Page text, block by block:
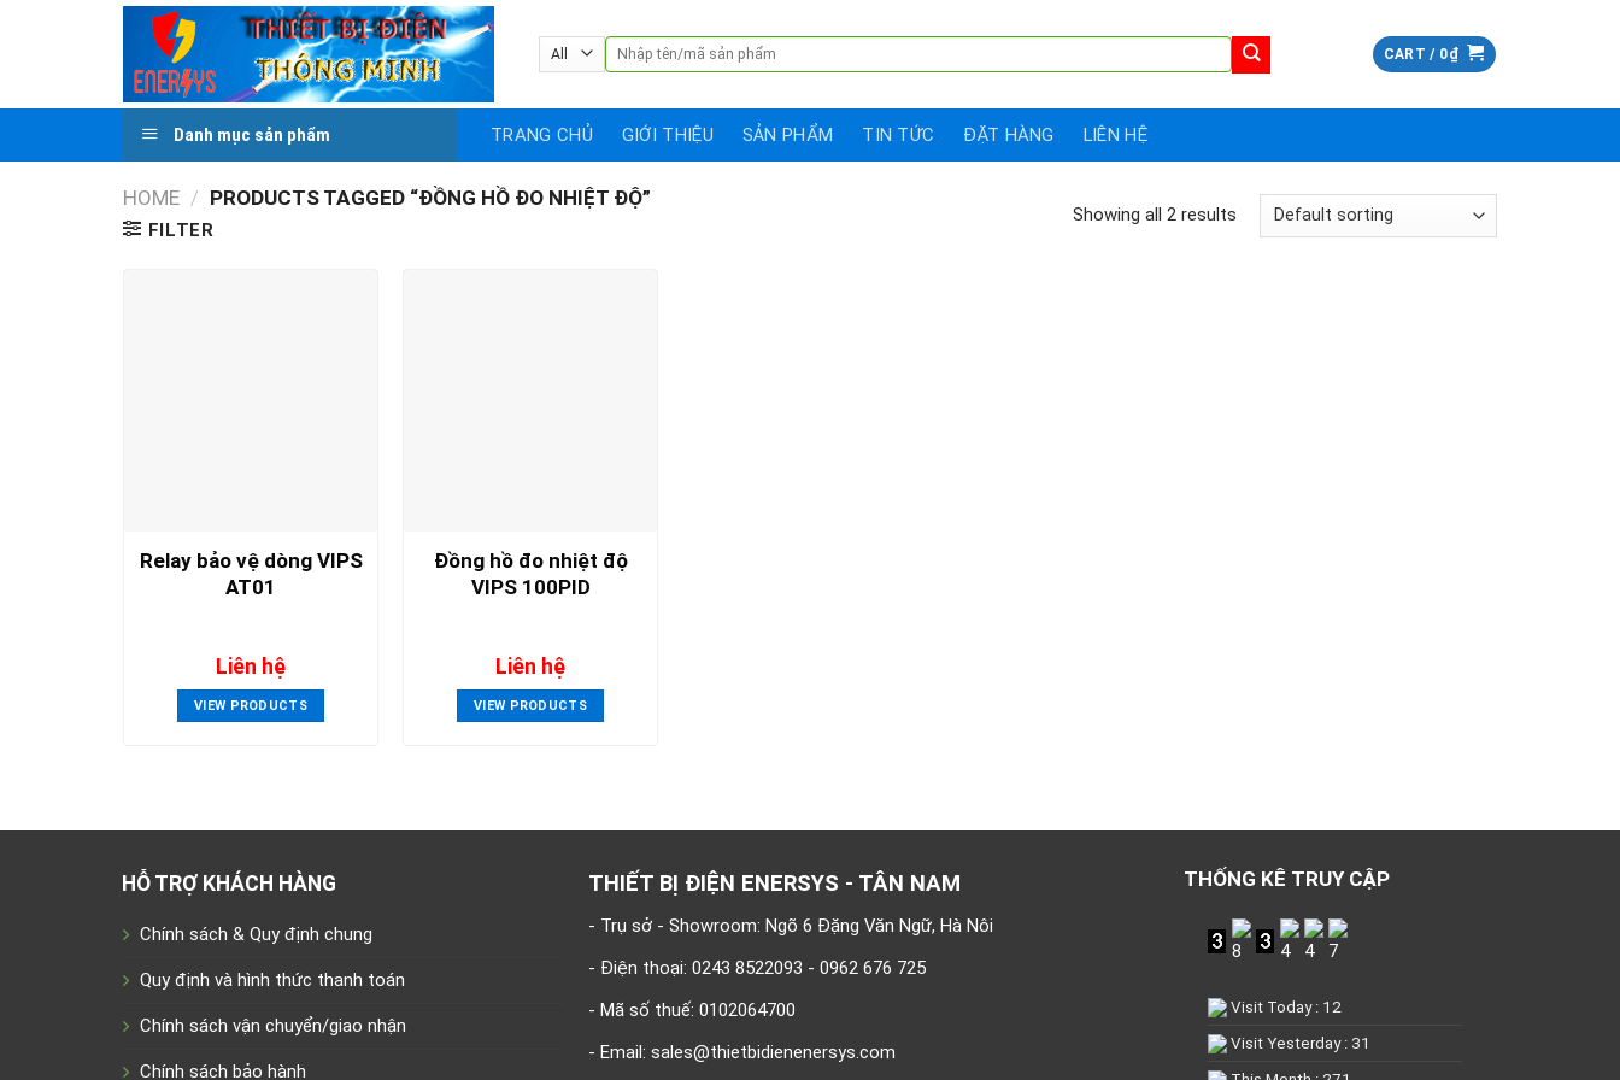
Search
for:
CART / 0₫
Danh mục sản phẩm TRANG CHỦ GIỚI THIỆU SẢN PHẨM TIN TỨC ĐẶT HÀNG LIÊN HỆ
HOME / PRODUCTS TAGGED “ĐỒNG HỒ ĐO NHIỆT ĐỘ”
FILTER
Showing all 2 results
Relay bảo vệ dòng VIPS
AT01
Liên hệ
VIEW PRODUCTS
Đồng hồ đo nhiệt độ
VIPS 100PID
Liên hệ
VIEW PRODUCTS
HỖ TRỢ KHÁCH HÀNG
Chính sách & Quy định chung
Quy định và hình thức thanh toán
Chính sách vận chuyển/giao nhận
Chính sách bảo hành
THIẾT BỊ ĐIỆN ENERSYS - TÂN NAM
- Trụ sở - Showroom: Ngõ 6 Đặng Văn Ngữ, Hà Nôi
- Điện thoại: 0243 8522093 - 0962 676 725
- Mã số thuế: 0102064700
- Email: sales@thietbidienenersys.com
THỐNG KÊ TRUY CẬP
Visit Today : 12
Visit Yesterday : 31